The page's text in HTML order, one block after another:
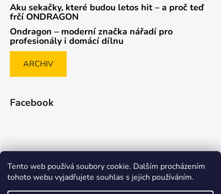
Tento web používá soubory cookie. Dalším procházením
tohoto webu vyjadřujete souhlas s jejich používáním.
Aku sekačky, které budou letos hit – a proč teď
frčí ONDRAGON
Ondragon – moderní značka nářadí pro
profesionály i domácí dílnu
ARCHIV
Facebook
Způsob ověřování recenzí